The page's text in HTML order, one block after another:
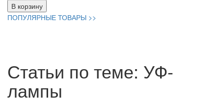
В корзину
ПОПУЛЯРНЫЕ ТОВАРЫ >>
Статьи по теме: УФ-
лампы